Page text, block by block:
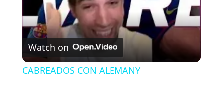
y
V
i
Watch on
CABREADOS CON ALEMANY